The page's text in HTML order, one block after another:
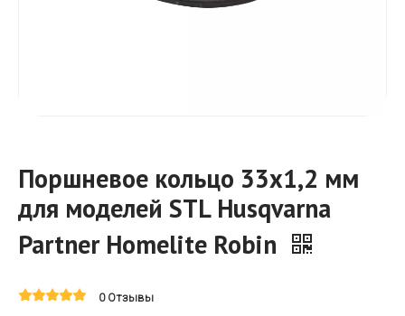
Поршневое кольцо 33x1,2 мм
для моделей STL Husqvarna
Partner Homelite Robin
0 Отзывы